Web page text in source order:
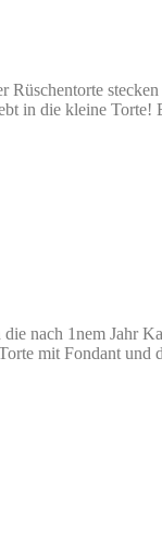
in die kleine Torte!
nach 1nem Jahr
mit Fondant und